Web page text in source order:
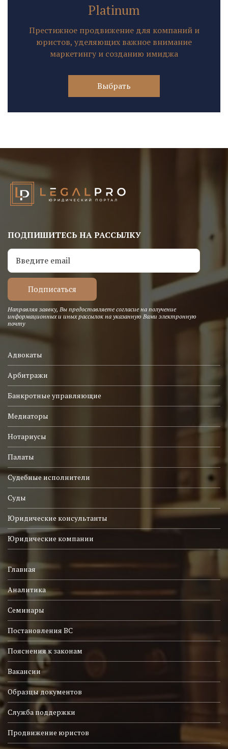
Platinum
Престижное продвижение для компаний и
юристов, уделяющих важное внимание
маркетингу и созданию имиджа
Выбрать
ПОДПИШИТЕСЬ НА РАССЫЛКУ
Направляя заявку, Вы предоставляете согласие на получение
информационных и иных рассылок на указанную Вами электронную
почту
Адвокаты
Арбитражи
Банкротные управляющие
Медиаторы
Нотариусы
Палаты
Судебные исполнители
Суды
Юридические консультанты
Юридические компании
Главная
Аналитика
Семинары
Постановления ВС
Пояснения к законам
Вакансии
Образцы документов
Служба поддержки
Продвижение юристов